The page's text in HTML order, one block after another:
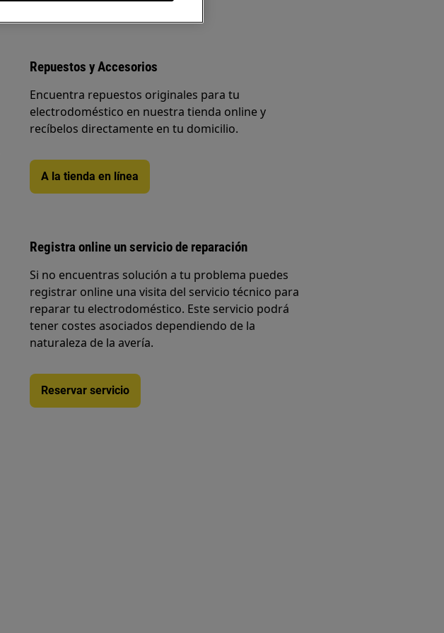
Repuestos y Accesorios
Encuentra repuestos originales para tu
electrodoméstico en nuestra tienda online y
recíbelos directamente en tu domicilio.
A la tienda en línea
Registra online un servicio de reparación
Si no encuentras solución a tu problema puedes
registrar online una visita del servicio técnico para
reparar tu electrodoméstico. Este servicio podrá
tener costes asociados dependiendo de la
naturaleza de la avería.
Reservar servicio